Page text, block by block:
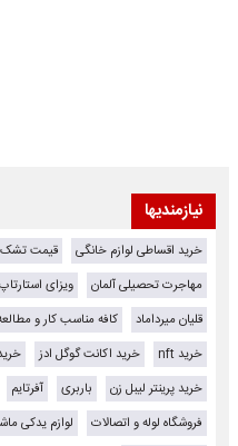
نیازمندیها
خرید اقساطی لوازم خانگی قیمت تشک
مهاجرت تحصیلی آلمان
ویزای استارتاپ
قلیان میرداماد
کافه مناسب کار و
خرید nft
خرید اکانت گوگل ادز
خرید پرینتر لیبل زن
باربری آفرتایم
فروشگاه لوله و اتصالات
لوازم یدکی